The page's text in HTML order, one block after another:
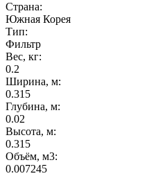
Страна:
Южная Корея
Тип:
Фильтр
Вес, кг:
0.2
Ширина, м:
0.315
Глубина, м:
0.02
Высота, м:
0.315
Объём, м3:
0.007245